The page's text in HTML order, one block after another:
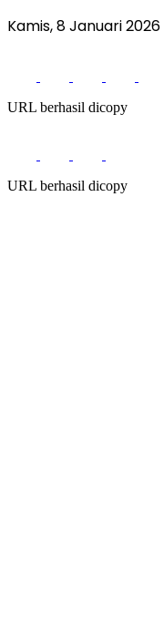
Kamis, 8 Januari 2026
URL berhasil dicopy
URL berhasil dicopy